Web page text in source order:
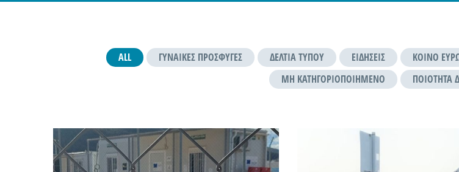
ALL ΓΥΝΑΊΚΕΣ ΠΡΌΣΦΥΓΕΣ ΔΕΛΤΊΑ ΤΎΠΟΥ ΕΙΔΉΣΕΙΣ ΚΟΙΝΌ
ΜΗ ΚΑΤΗΓΟΡΙΟΠΟΙΗΜΈΝΟ
ΠΟΙΌΤΗΤΑ